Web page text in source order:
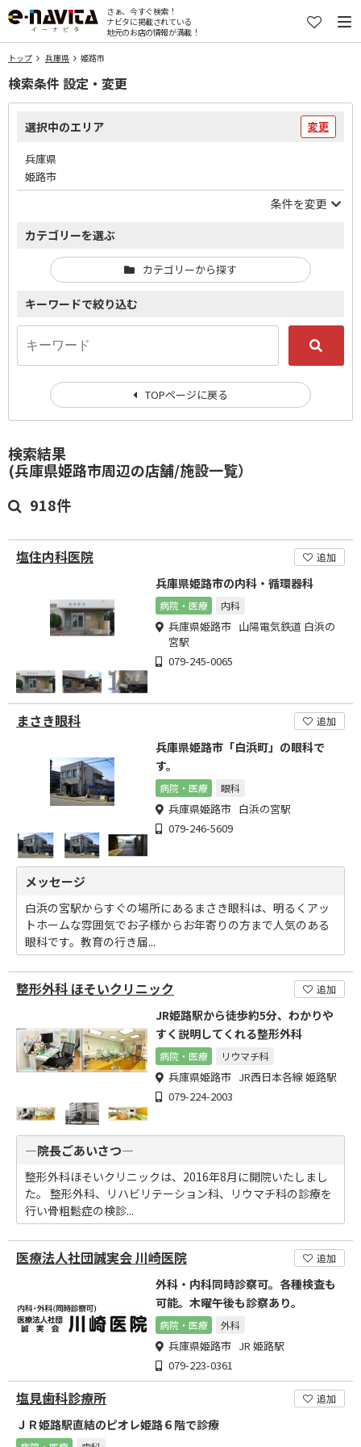
さぁ、今すぐ検索！
ナビタに掲載されている
地元のお店の情報が満載！
トップ 兵庫県 姫路市
検索結果
(兵庫県姫路市周辺の店舗/施設一覧）
918件
塩住内科医院 追加
兵庫県姫路市の内科・循環器科
病院・医療 内科
兵庫県姫路市 山陽電気鉄道 白浜の
宮駅
079-245-0065
まさき眼科 追加
兵庫県姫路市「白浜町」の眼科で
す。
病院・医療 眼科
兵庫県姫路市 白浜の宮駅
079-246-5609
メッセージ
白浜の宮駅からすぐの場所にあるまさき眼科は、明るくアッ
トホームな雰囲気でお子様からお年寄りの方まで人気のある
眼科です。教育の行き届...
整形外科 ほそいクリニック 追加
JR姫路駅から徒歩約5分、わかりや
すく説明してくれる整形外科
病院・医療 リウマチ科
兵庫県姫路市 JR西日本各線 姫路駅
079-224-2003
―院長ごあいさつ―
整形外科ほそいクリニックは、2016年8月に開院いたしまし
た。 整形外科、リハビリテーション科、リウマチ科の診療を
行い骨粗鬆症の検診...
医療法人社団誠実会 川崎医院 追加
外科・内科同時診察可。各種検査も
可能。木曜午後も診察あり。
病院・医療 外科
兵庫県姫路市 JR 姫路駅
079-223-0361
塩見歯科診療所 追加
ＪＲ姫路駅直結のピオレ姫路６階で診療
検索条件 設定・変更
選択中のエリア 変更
兵庫県
姫路市
条件を変更
カテゴリーを選ぶ
カテゴリーから探す
キーワードで絞り込む
TOPページに戻る